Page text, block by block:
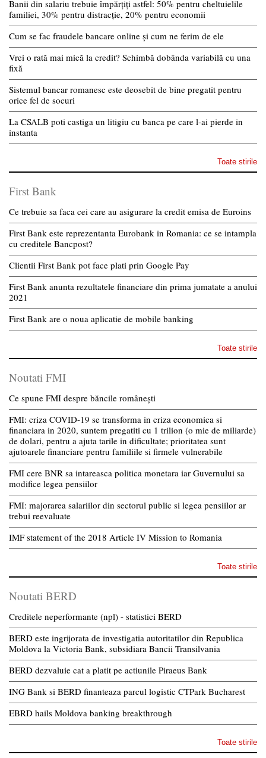
Banii din salariu trebuie împărțiți astfel: 50% pentru cheltuielile
familiei, 30% pentru distracție, 20% pentru economii
Cum se fac fraudele bancare online și cum ne ferim de ele
Vrei o rată mai mică la credit? Schimbă dobânda variabilă cu una
fixă
Sistemul bancar romanesc este deosebit de bine pregatit pentru
orice fel de socuri
La CSALB poti castiga un litigiu cu banca pe care l-ai pierde in
instanta
Toate stirile
First Bank
Ce trebuie sa faca cei care au asigurare la credit emisa de Euroins
First Bank este reprezentanta Eurobank in Romania: ce se intampla
cu creditele Bancpost?
Clientii First Bank pot face plati prin Google Pay
First Bank anunta rezultatele financiare din prima jumatate a anului
2021
First Bank are o noua aplicatie de mobile banking
Toate stirile
Noutati FMI
Ce spune FMI despre băncile românești
FMI: criza COVID-19 se transforma in criza economica si
financiara in 2020, suntem pregatiti cu 1 trilion (o mie de miliarde)
de dolari, pentru a ajuta tarile in dificultate; prioritatea sunt
ajutoarele financiare pentru familiile si firmele vulnerabile
FMI cere BNR sa intareasca politica monetara iar Guvernului sa
modifice legea pensiilor
FMI: majorarea salariilor din sectorul public si legea pensiilor ar
trebui reevaluate
IMF statement of the 2018 Article IV Mission to Romania
Toate stirile
Noutati BERD
Creditele neperformante (npl) - statistici BERD
BERD este ingrijorata de investigatia autoritatilor din Republica
Moldova la Victoria Bank, subsidiara Bancii Transilvania
BERD dezvaluie cat a platit pe actiunile Piraeus Bank
ING Bank si BERD finanteaza parcul logistic CTPark Bucharest
EBRD hails Moldova banking breakthrough
Toate stirile